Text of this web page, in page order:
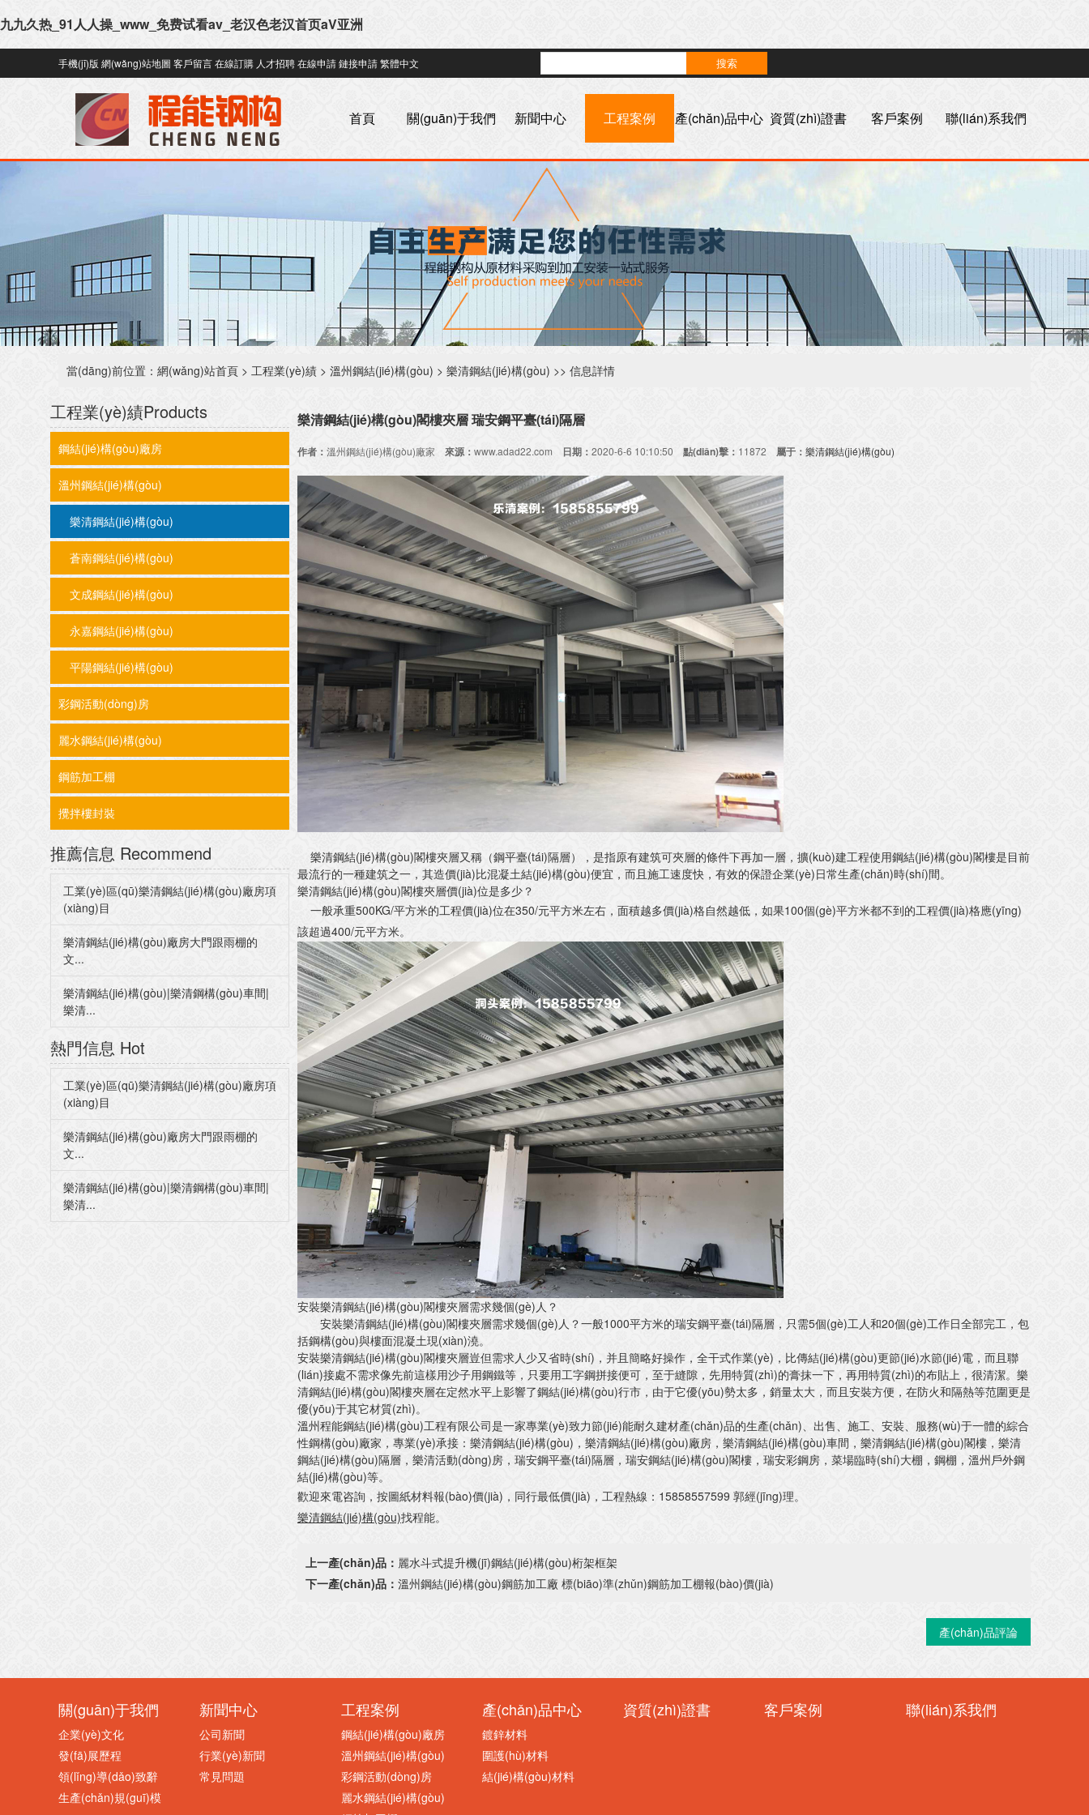
九九久热_91人人操_www_免费试看av_老汉色老汉首页aV亚洲
手機(jī)版 網(wǎng)站地圖 客戶留言在線訂購 人才招聘在線申請鏈接申請繁體中文
聯(lián)系我們
客戶案例
資質(zhì)證書
產(chǎn)品中心
工程案例
新聞中心
關(guān)于我們
首頁
當(dāng)前位置： 網(wǎng)站首頁 > 工程業(yè)績 > 溫州鋼結(jié)構(gòu) > 樂清鋼結(jié)構(gòu) >> 信息詳情
工程業(yè)績Products
鋼結(jié)構(gòu)廠房
溫州鋼結(jié)構(gòu)
樂清鋼結(jié)構(gòu)
蒼南鋼結(jié)構(gòu)
文成鋼結(jié)構(gòu)
永嘉鋼結(jié)構(gòu)
平陽鋼結(jié)構(gòu)
彩鋼活動(dòng)房
麗水鋼結(jié)構(gòu)
鋼筋加工棚
攪拌樓封裝
推薦信息 Recommend
工業(yè)區(qū)樂清鋼結(jié)構(gòu)廠房項
(xiàng)目
樂清鋼結(jié)構(gòu)廠房大門跟雨棚的
文...
樂清鋼結(jié)構(gòu)|樂清鋼構(gòu)車間|
樂清...
熱門信息 Hot
工業(yè)區(qū)樂清鋼結(jié)構(gòu)廠房項
(xiàng)目
樂清鋼結(jié)構(gòu)廠房大門跟雨棚的
文...
樂清鋼結(jié)構(gòu)|樂清鋼構(gòu)車間|
樂清...
樂清鋼結(jié)構(gòu)閣樓夾層 瑞安鋼平臺(tái)隔層
作者： 溫州鋼結(jié)構(gòu)廠家 來源： www.adad22.com 日期： 2020-6-6 10:10:50 點(diǎn)擊： 11872 屬于： 樂清鋼結(jié)構(gòu)
樂清鋼結(jié)構(gòu)閣樓夾層又稱（鋼平臺(tái)隔層），是指原有建筑可夾層的條件下再加一層，擴(kuò)建工程使用鋼結(jié)構(gòu)閣樓是目前
最流行的一種建筑之一，其造價(jià)比混凝土結(jié)構(gòu)便宜，而且施工速度快，有效的保證企業(yè)日常生產(chǎn)時(shí)間。
樂清鋼結(jié)構(gòu)閣樓夾層價(jià)位是多少？
一般承重500KG/平方米的工程價(jià)位在350/元平方米左右，面積越多價(jià)格自然越低，如果100個(gè)平方米都不到的工程價(jià)格應(yīng)
該超過400/元平方米。
安裝樂清鋼結(jié)構(gòu)閣樓夾層需求幾個(gè)人？
安裝樂清鋼結(jié)構(gòu)閣樓夾層需求幾個(gè)人？一般1000平方米的瑞安鋼平臺(tái)隔層，只需5個(gè)工人和20個(gè)工作日全部完工，包
括鋼構(gòu)與樓面混凝土現(xiàn)澆。
安裝樂清鋼結(jié)構(gòu)閣樓夾層豈但需求人少又省時(shí)，并且簡略好操作，全干式作業(yè)，比傳結(jié)構(gòu)更節(jié)水節(jié)電，而且聯
(lián)接處不需求像先前這樣用沙子用鋼鐵等，只要用工字鋼拼接便可，至于縫隙，先用特質(zhì)的膏抹一下，再用特質(zhì)的布貼上，很清潔。樂
清鋼結(jié)構(gòu)閣樓夾層在定然水平上影響了鋼結(jié)構(gòu)行市，由于它優(yōu)勢太多，銷量太大，而且安裝方便，在防火和隔熱等范圍更是
優(yōu)于其它材質(zhì)。
溫州程能鋼結(jié)構(gòu)工程有限公司是一家專業(yè)致力節(jié)能耐久建材產(chǎn)品的生產(chǎn)、出售、施工、安裝、服務(wù)于一體的綜合
性鋼構(gòu)廠家，專業(yè)承接：樂清鋼結(jié)構(gòu)，樂清鋼結(jié)構(gòu)廠房，樂清鋼結(jié)構(gòu)車間，樂清鋼結(jié)構(gòu)閣樓，樂清
鋼結(jié)構(gòu)隔層，樂清活動(dòng)房，瑞安鋼平臺(tái)隔層，瑞安鋼結(jié)構(gòu)閣樓，瑞安彩鋼房，菜場臨時(shí)大棚，鋼棚，溫州戶外鋼
結(jié)構(gòu)等。
歡迎來電咨詢，按圖紙材料報(bào)價(jià)，同行最低價(jià)，工程熱線：15858557599 郭經(jīng)理。
樂清鋼結(jié)構(gòu)找程能。
上一產(chǎn)品： 麗水斗式提升機(jī)鋼結(jié)構(gòu)桁架框架
下一產(chǎn)品： 溫州鋼結(jié)構(gòu)鋼筋加工廠 標(biāo)準(zhǔn)鋼筋加工棚報(bào)價(jià)
產(chǎn)品評論
關(guān)于我們
企業(yè)文化
發(fā)展歷程
領(lǐng)導(dǎo)致辭
生產(chǎn)規(guī)模
新聞中心
公司新聞
行業(yè)新聞
常見問題
工程案例
鋼結(jié)構(gòu)廠房
溫州鋼結(jié)構(gòu)
彩鋼活動(dòng)房
麗水鋼結(jié)構(gòu)
產(chǎn)品中心
鍍鋅材料
圍護(hù)材料
結(jié)構(gòu)材料
資質(zhì)證書 客戶案例 聯(lián)系我們